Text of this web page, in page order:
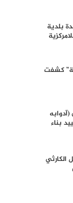
بلدية
كشفت
بناء
الكارثي